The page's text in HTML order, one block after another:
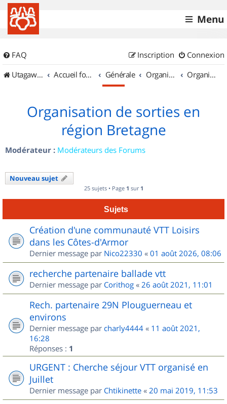
Menu
FAQ Connexion
Inscription
UtagawaVTT (Randos VTT et VTTAE avec traces GPS)
Accueil forum Générale Organisation de sorties & Recherche de partenaires Organisation de sorties en région Bretagne
Organisation de sorties en
région Bretagne
Modérateur : Modérateurs des Forums
Nouveau sujet
25 sujets • Page 1 sur 1
Sujets
Création d'une communauté VTT Loisirs
dans les Côtes-d'Armor
Dernier message par Nico22330 « 01 août 2026, 08:06
recherche partenaire ballade vtt
Dernier message par Corithog « 26 août 2021, 11:01
Rech. partenaire 29N Plouguerneau et
environs
Dernier message par charly4444 « 11 août 2021,
16:28
Réponses : 1
URGENT : Cherche séjour VTT organisé en
Juillet
Dernier message par Chtikinette « 20 mai 2019, 11:53